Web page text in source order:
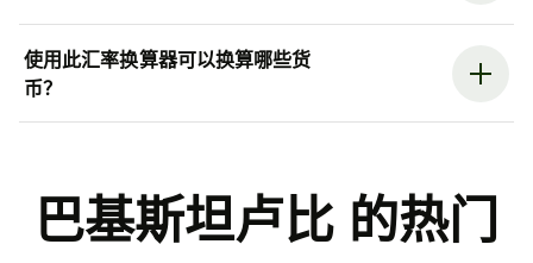
使用此汇率换算器可以换算哪些货
币？
巴基斯坦卢比 的热门